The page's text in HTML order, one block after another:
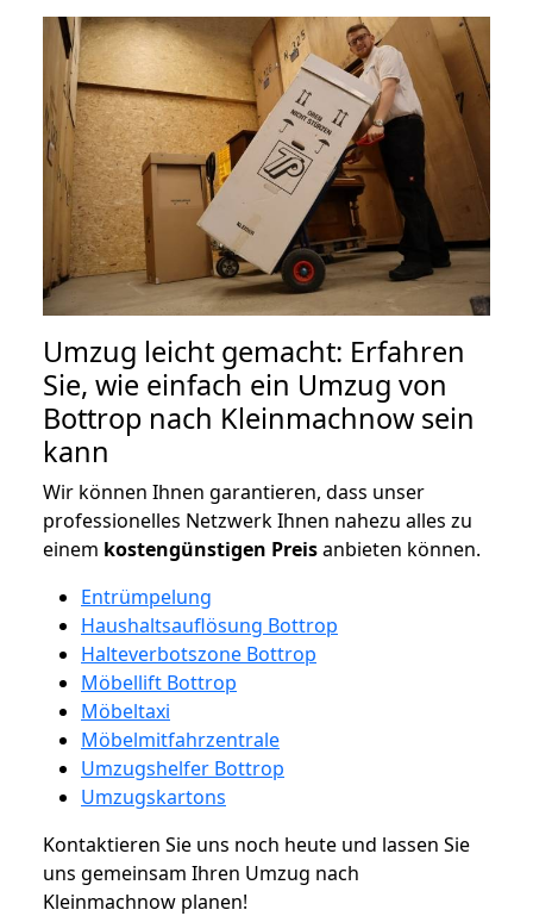
Umzug leicht gemacht: Erfahren
Sie, wie einfach ein Umzug von
Bottrop nach Kleinmachnow sein
kann
Wir können Ihnen garantieren, dass unser
professionelles Netzwerk Ihnen nahezu alles zu
einem kostengünstigen Preisanbieten können.
Entrümpelung
Haushaltsauflösung Bottrop
Halteverbotszone Bottrop
Möbellift Bottrop
Möbeltaxi
Möbelmitfahrzentrale
Umzugshelfer Bottrop
Umzugskartons
Kontaktieren Sie uns noch heute und lassen Sie
uns gemeinsam Ihren Umzug nach
Kleinmachnow planen!